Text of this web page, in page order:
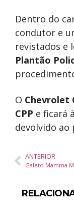
Dentro do
condutor e
revistados e
Plantão
O Chevrolet
CPP e ficará
devolvido
ANTERIOR